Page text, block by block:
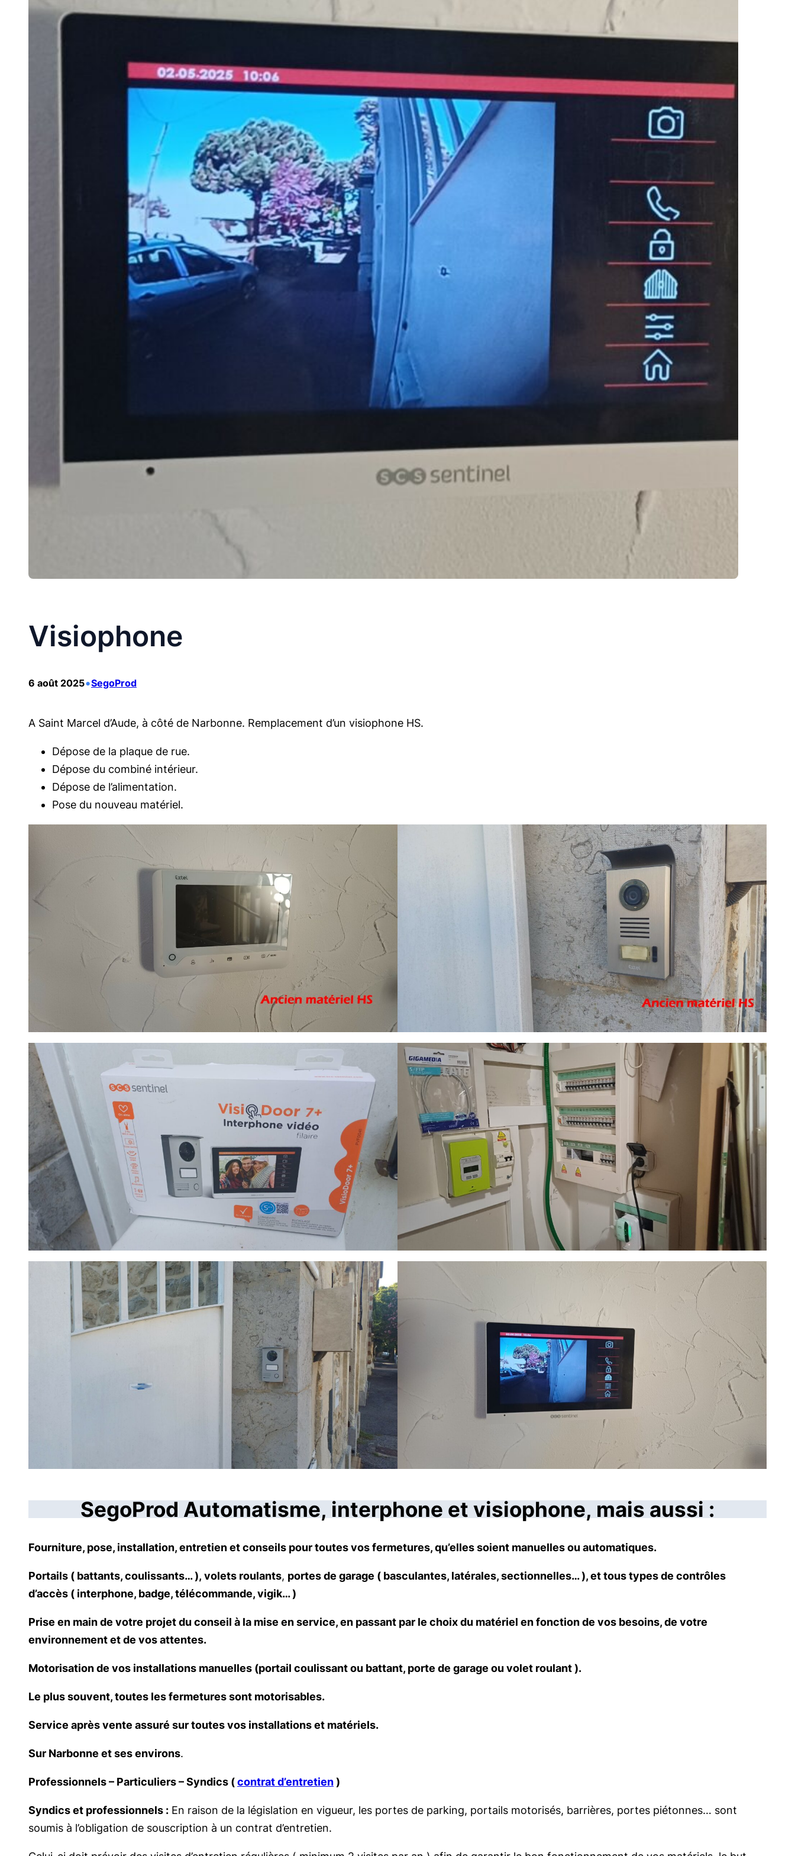
Visiophone
6 août 2025•SegoProd
A Saint Marcel d’Aude, à côté de Narbonne. Remplacement d’un visiophone HS.
Dépose de la plaque de rue.
Dépose du combiné intérieur.
Dépose de l’alimentation.
Pose du nouveau matériel.
SegoProd Automatisme, interphone et visiophone, mais aussi :
Fourniture, pose, installation, entretien et conseils pour toutes vos fermetures, qu’elles soient manuelles ou automatiques.
Portails ( battants, coulissants… ), volets roulants, portes de garage ( basculantes, latérales, sectionnelles… ), et tous types de contrôles
d’accès ( interphone, badge, télécommande, vigik… )
Prise en main de votre projet du conseil à la mise en service, en passant par le choix du matériel en fonction de vos besoins, de votre
environnement et de vos attentes.
Motorisation de vos installations manuelles (portail coulissant ou battant, porte de garage ou volet roulant ).
Le plus souvent, toutes les fermetures sont motorisables.
Service après vente assuré sur toutes vos installations et matériels.
Sur Narbonne et ses environs.
Professionnels – Particuliers – Syndics (contrat d’entretien)
Syndics et professionnels : En raison de la législation en vigueur, les portes de parking, portails motorisés, barrières, portes piétonnes… sont
soumis à l’obligation de souscription à un contrat d’entretien.